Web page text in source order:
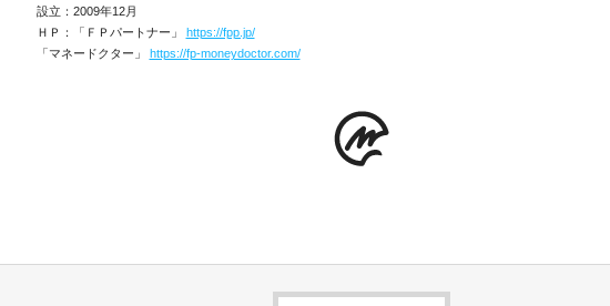
設立：2009年12月
ＨＰ：「ＦＰパートナー」 https://fpp.jp/
「マネードクター」 https://fp-moneydoctor.com/